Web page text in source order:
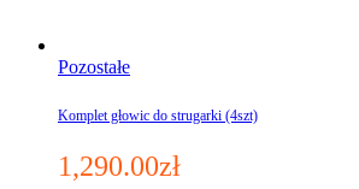
Pozostałe
Komplet głowic do strugarki (4szt)
1,290.00zł